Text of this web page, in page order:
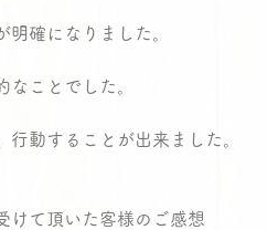
確になりました。
なことでした。
動することが出来ました。
て頂いた客様のご感想